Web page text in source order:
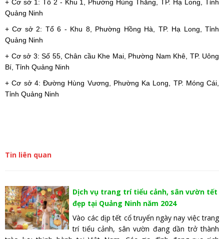
+ Cơ sở 1: Tổ 2 - Khu 1, Phường Hùng Thắng, TP. Hạ Long, Tỉnh
Quảng Ninh
+ Cơ sở 2: Tổ 6 - Khu 8, Phường Hồng Hà, TP. Hạ Long, Tỉnh
Quảng Ninh
+ Cơ sở 3: Số 55, Chân cầu Khe Mai, Phường Nam Khê, TP. Uông
Bí, Tỉnh Quảng Ninh
+ Cơ sở 4: Đường Hùng Vương, Phường Ka Long, TP. Móng Cái,
Tỉnh Quảng Ninh
Tin liên quan
Dịch vụ trang trí tiểu cảnh, sân vườn tết
đẹp tại Quảng Ninh năm 2024
Vào các dịp tết cổ truyển ngày nay việc trang
trí tiểu cảnh, sân vườn đang dần trở thành